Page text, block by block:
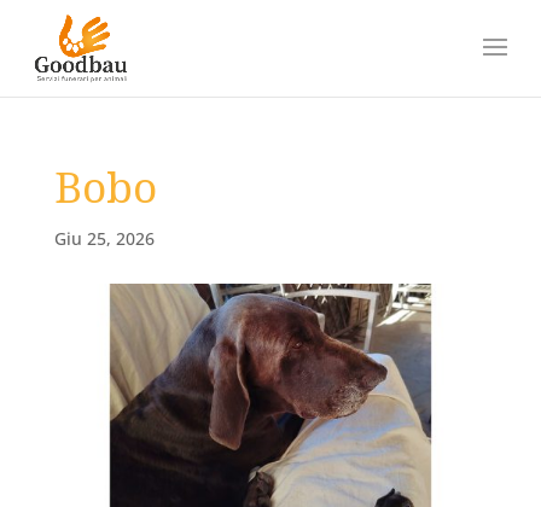
Bobo
Giu 25, 2026